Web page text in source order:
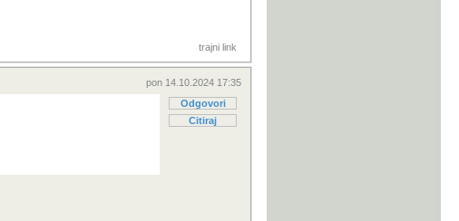
trajni link
pon 14.10.2024 17:35
Odgovori
Citiraj